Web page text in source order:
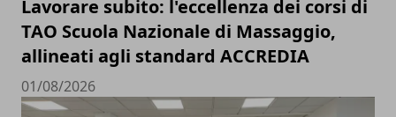
Lavorare subito: l'eccellenza dei corsi di
TAO Scuola Nazionale di Massaggio,
allineati agli standard ACCREDIA
01/08/2026